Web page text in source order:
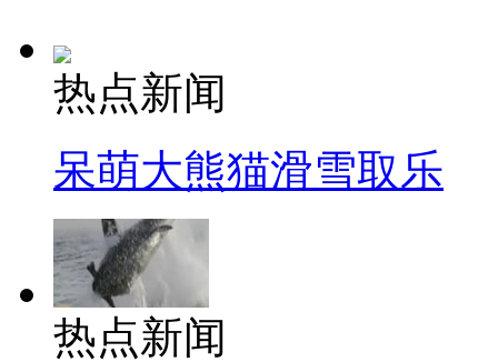
热点新闻
呆萌大熊猫滑雪取乐
热点新闻